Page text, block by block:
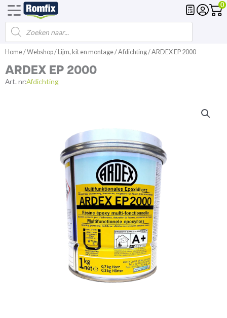
Ga
naar
de
inhoud
0
Producten
zoekenVoegmortel
Home/Webshop/Lijm, kit en montage/Afdichting/ ARDEX EP 2000
ARDEX EP 2000
Art. nr:Afdichting